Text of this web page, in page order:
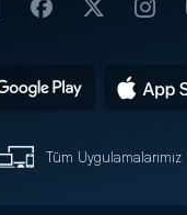
Tüm Uygulamalarımız